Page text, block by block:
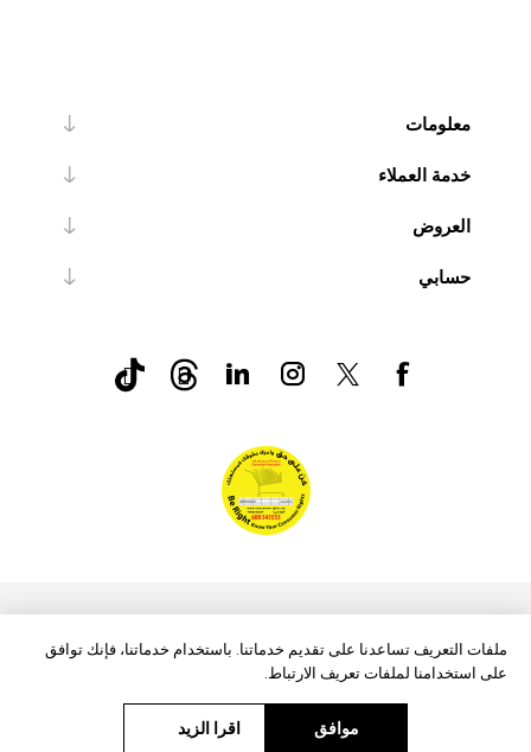
معلومات
خدمة العملاء
العروض
حسابي
حقوق الطبع والنشر © 2026 Aftags. جميع الحقوق محفوظة.
ملفات التعريف تساعدنا على تقديم خدماتنا. باستخدام خدماتنا، فإنك توافق
على استخدامنا لملفات تعريف الارتباط.
موافق اقرا الزيد